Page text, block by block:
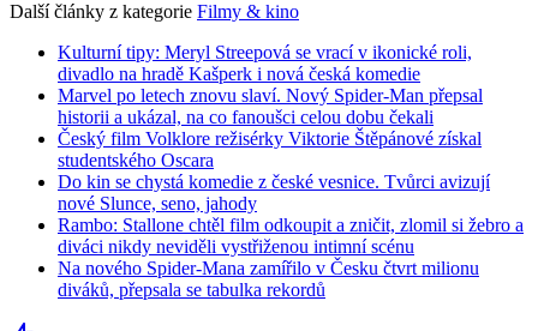
Další články z kategorie Filmy & kino
Kulturní tipy: Meryl Streepová se vrací v ikonické roli,
divadlo na hradě Kašperk i nová česká komedie
Marvel po letech znovu slaví. Nový Spider-Man přepsal
historii a ukázal, na co fanoušci celou dobu čekali
Český film Volklore režisérky Viktorie Štěpánové získal
studentského Oscara
Do kin se chystá komedie z české vesnice. Tvůrci avizují
nové Slunce, seno, jahody
Rambo: Stallone chtěl film odkoupit a zničit, zlomil si žebro a
diváci nikdy neviděli vystřiženou intimní scénu
Na nového Spider-Mana zamířilo v Česku čtvrt milionu
diváků, přepsala se tabulka rekordů